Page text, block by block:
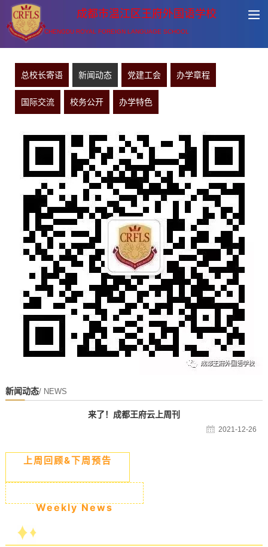
成都市温江区王府外国语学校
CHENGDU ROYAL FOREIGN LANGUAGE SCHOOL
总校长寄语 新闻动态 党建工会 办学章程
国际交流 校务公开 办学特色
新闻动态/ NEWS
来了！成都王府云上周刊
2021-12-26
上周回顾&下周预告
Weekly News